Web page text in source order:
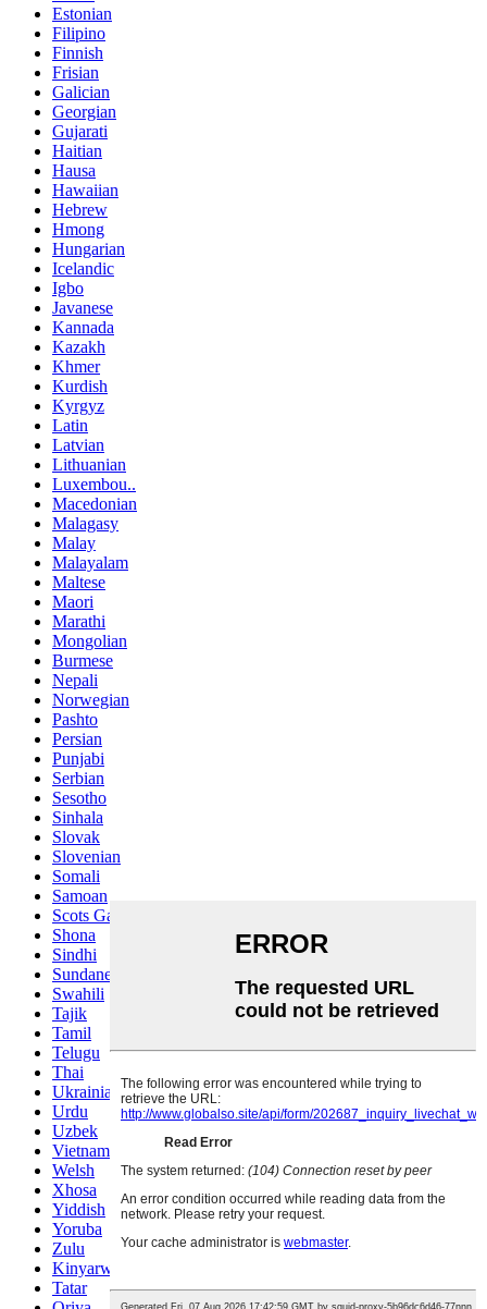
Estonian
Filipino
Finnish
Frisian
Galician
Georgian
Gujarati
Haitian
Hausa
Hawaiian
Hebrew
Hmong
Hungarian
Icelandic
Igbo
Javanese
Kannada
Kazakh
Khmer
Kurdish
Kyrgyz
Latin
Latvian
Lithuanian
Luxembou..
Macedonian
Malagasy
Malay
Malayalam
Maltese
Maori
Marathi
Mongolian
Burmese
Nepali
Norwegian
Pashto
Persian
Punjabi
Serbian
Sesotho
Sinhala
Slovak
Slovenian
Somali
Samoan
Scots Gaelic
Shona
Sindhi
Sundanese
Swahili
Tajik
Tamil
Telugu
Thai
Ukrainian
Urdu
Uzbek
Vietnamese
Welsh
Xhosa
Yiddish
Yoruba
Zulu
Kinyarwanda
Tatar